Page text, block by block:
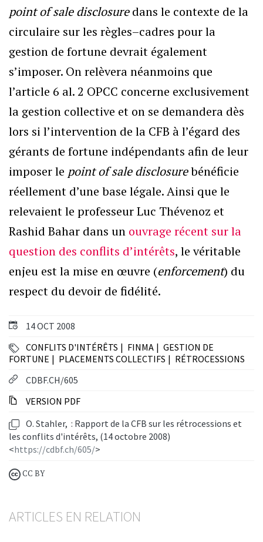
14 OCT 2008
CONFLITS D'INTÉRÊTS
FINMA
GESTION DE
FORTUNE
PLACEMENTS COLLECTIFS
RÉTROCESSIONS
CDBF.CH/605
VERSION PDF
O. Stahler, : Rapport de la CFB sur les rétrocessions et
les conflits d'intérêts, (14 octobre 2008)
<https://cdbf.ch/605/>
CC BY
ARTICLES EN RELATION
point of sale disclosuredans le contexte de la
circulaire sur les règles–cadres pour la
gestion de fortune devrait également
s’imposer. On relèvera néanmoins que
l’article 6 al. 2 OPCC concerne exclusivement
la gestion collective et on se demandera dès
lors si l’intervention de la CFB à l’égard des
gérants de fortune indépendants afin de leur
imposer le point of sale disclosurebénéficie
réellement d’une base légale. Ainsi que le
relevaient le professeur Luc Thévenoz et
Rashid Bahar dans un ouvrage récent sur la
question des conflits d’intérêts, le véritable
enjeu est la mise en œuvre (enforcement) du
respect du devoir de fidélité.